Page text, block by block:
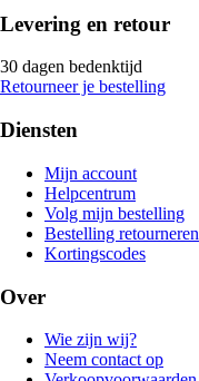
Levering en retour
30 dagen bedenktijd
Retourneer je bestelling
Diensten
Mijn account
Helpcentrum
Volg mijn bestelling
Bestelling retourneren
Kortingscodes
Over
Wie zijn wij?
Neem contact op